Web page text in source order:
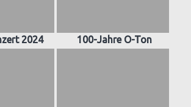
2024 100-Jahre O-Ton